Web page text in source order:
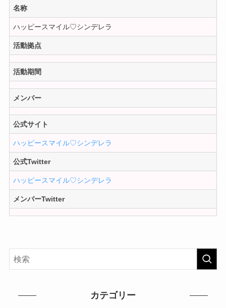
名称
ハッピースマイル♡シンデレラ
活動拠点
活動期間
メンバー
公式サイト
ハッピースマイル♡シンデレラ
公式Twitter
ハッピースマイル♡シンデレラ
メンバーTwitter
カテゴリー